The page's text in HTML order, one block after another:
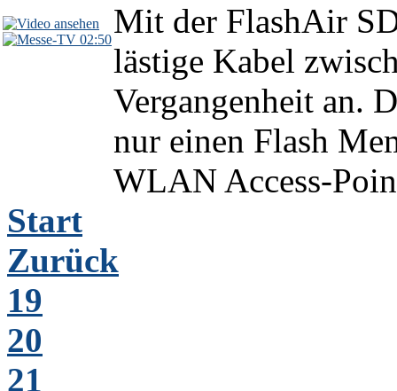
02:50Mit der FlashAir
lästige Kabel
Vergangenheit an.
nur einen Flash
WLAN Access-
Start
Zurück
19
20
21